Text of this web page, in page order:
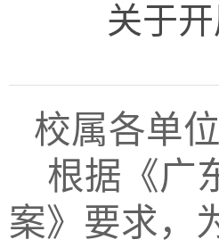
关于
校属各单位
根据 《广
案》要求，